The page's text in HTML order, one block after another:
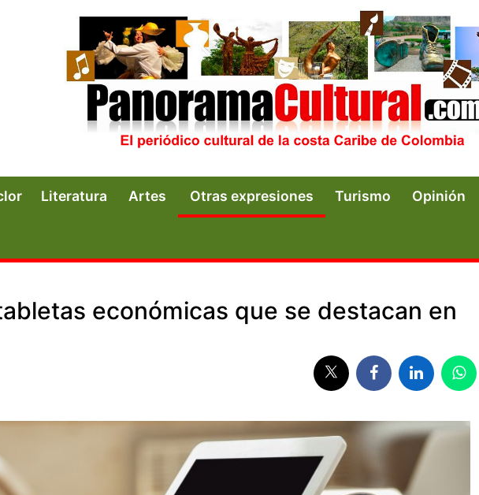
Literatura Artes Otras expresiones Turismo Opinión
económicas que se destacan en